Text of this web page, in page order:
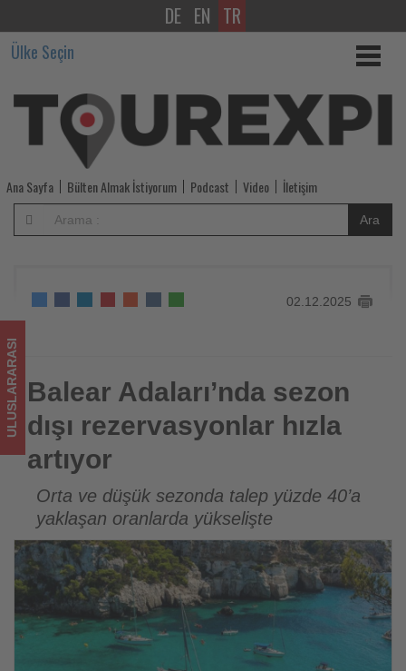
Balear
Adaları’nda
sezon
dışı
rezervasyonlar
hızla
artıyor
Tourexpi,
sizler
için
turizmde
olup
bitenleri
takip
ediyor!
DE EN TR
Ülke Seçin
Ana Sayfa Bülten Almak İstiyorum Podcast Video İletişim
Ara
02.12.2025
Balear Adaları’nda sezon dışı rezervasyonlar hızla artıyor
ULUSLARARASI Balear Adaları’nda sezon
dışı rezervasyonlar hızla
artıyor
Orta ve düşük sezonda talep yüzde 40’a
yaklaşan oranlarda yükselişte